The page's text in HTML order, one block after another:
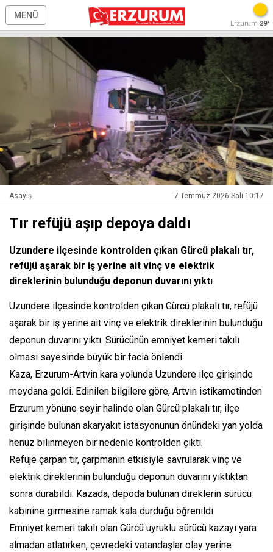
MENÜ
Erzurum 29°
Asayiş 7 Temmuz 2026 Salı 10:17
Tır refüjü aşıp depoya daldı
Uzundere ilçesinde kontrolden çıkan Gürcü plakalı tır,
refüjü aşarak bir iş yerine ait vinç ve elektrik
direklerinin bulunduğu deponun duvarını yıktı
Uzundere ilçesinde kontrolden çıkan Gürcü plakalı tır, refüjü
aşarak bir iş yerine ait vinç ve elektrik direklerinin bulunduğu
deponun duvarını yıktı. Sürücünün emniyet kemeri takılı
olması sayesinde büyük bir facia önlendi.
Kaza, Erzurum-Artvin kara yolunda Uzundere ilçe girişinde
meydana geldi. Edinilen bilgilere göre, Artvin istikametinden
Erzurum yönüne seyir halinde olan Gürcü plakalı tır, ilçe
girişinde bulunan akaryakıt istasyonunun önündeki yan yolda
henüz bilinmeyen bir nedenle kontrolden çıktı.
Refüje çarpan tır, çarpmanın etkisiyle savrularak vinç ve
elektrik direklerinin bulunduğu deponun duvarını yıktıktan
sonra durabildi. Kazada, depoda bulunan direklerin sürücü
kabinine girmesine ramak kala durduğu öğrenildi.
Emniyet kemeri takılı olan Gürcü uyruklu sürücü kazayı yara
almadan atlatırken, çevredeki vatandaşlar olay yerine